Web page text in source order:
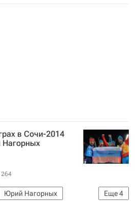
Македония
в Сочи-2014
Нагорных
264
Еще4
Юрий Нагорных